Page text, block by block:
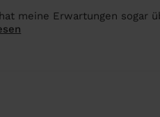
meine Erwartungen sogar